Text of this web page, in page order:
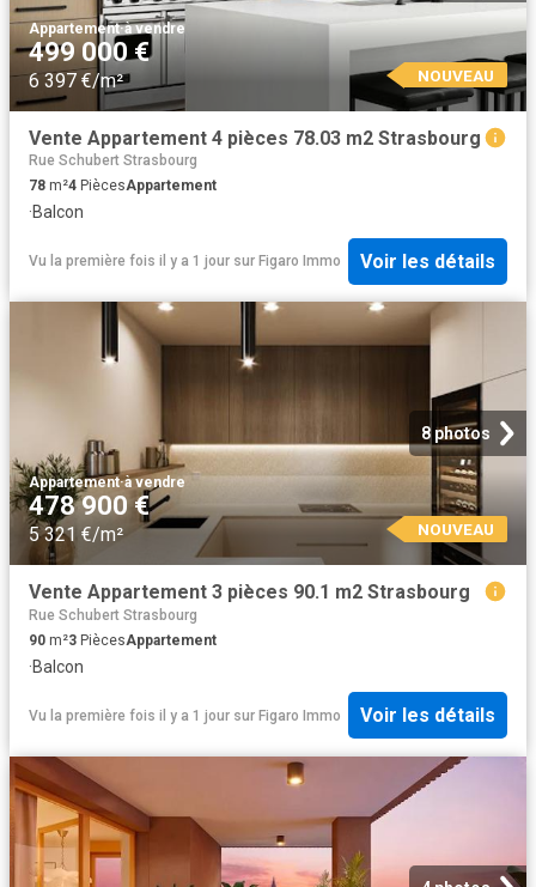
Appartement·à vendre
499 000 €
6 397 €/m² NOUVEAU
Vente Appartement 4 pièces 78.03 m2 Strasbourg
Rue Schubert Strasbourg
78 m²4 PiècesAppartement
·Balcon
Vu la première fois il y a 1 jour sur Figaro Immo Voir les détails
8 photos
Appartement·à vendre
478 900 €
5 321 €/m² NOUVEAU
Vente Appartement 3 pièces 90.1 m2 Strasbourg
Rue Schubert Strasbourg
90 m²3 PiècesAppartement
·Balcon
Vu la première fois il y a 1 jour sur Figaro Immo Voir les détails